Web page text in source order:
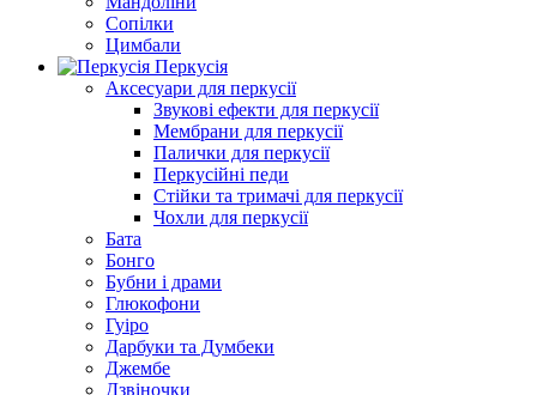
Сопілки
Цимбали
Перкусія
Аксесуари для перкусії
Звукові ефекти для перкусії
Мембрани для перкусії
Палички для перкусії
Перкусійні педи
Стійки та тримачі для перкусії
Чохли для перкусії
Бата
Бонго
Бубни і драми
Глюкофони
Гуіро
Дарбуки та Думбеки
Джембе
Дзвіночки